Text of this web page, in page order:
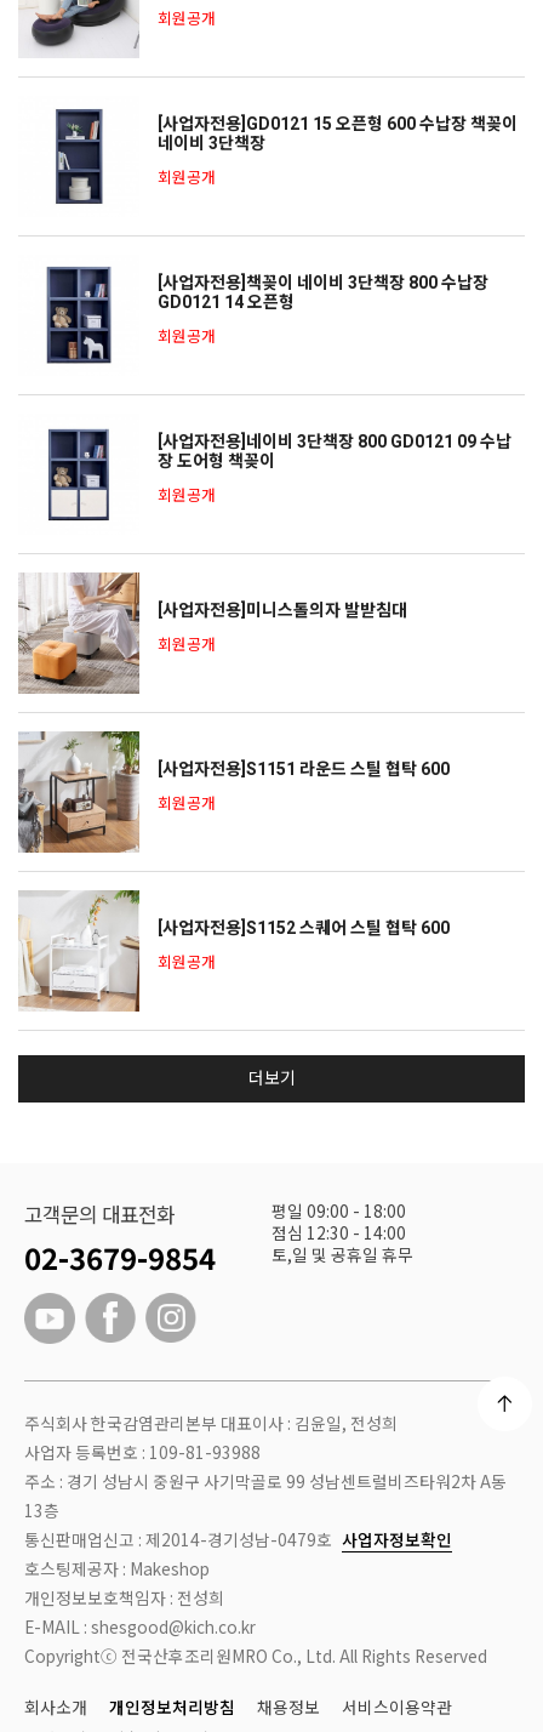
회원공개
[사업자전용]GD0121 15 오픈형 600 수납장 책꽂이
네이비 3단책장
회원공개
[사업자전용]책꽂이 네이비 3단책장 800 수납장
GD0121 14 오픈형
회원공개
[사업자전용]네이비 3단책장 800 GD0121 09 수납
장 도어형 책꽂이
회원공개
[사업자전용]미니스톨의자 발받침대
회원공개
[사업자전용]S1151 라운드 스틸 협탁 600
회원공개
[사업자전용]S1152 스퀘어 스틸 협탁 600
회원공개
더보기
고객문의 대표전화
02-3679-9854
평일 09:00 - 18:00
점심 12:30 - 14:00
토,일 및 공휴일 휴무
주식회사 한국감염관리본부 대표이사 : 김윤일, 전성희
사업자 등록번호 : 109-81-93988
주소 : 경기 성남시 중원구 사기막골로 99 성남센트럴비즈타워2차 A동
13층
통신판매업신고 : 제2014-경기성남-0479호 사업자정보확인
호스팅제공자 : Makeshop
개인정보보호책임자 : 전성희
E-MAIL : shesgood@kich.co.kr
Copyrightⓒ 전국산후조리원MRO Co., Ltd. All Rights Reserved
회사소개 개인정보처리방침 채용정보
서비스이용약관